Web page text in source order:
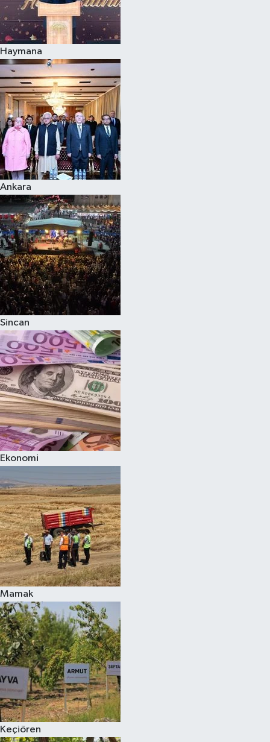
Haymana
Ankara
Sincan
Ekonomi
Mamak
Keçiören
Spor
Burç Yorumları
Çocuk
Eğitim
Hava Durumu
Kadın
Kim kimdir?
Kültür Sanat
Sağlık
Siyaset
Teknoloji
Televizyon
Yaşam-Çevre